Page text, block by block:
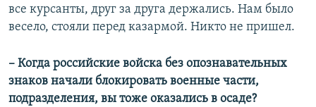
все курсанты, друг за друга держались. Нам было
весело, стояли перед казармой. Никто не пришел.
– Когда российские войска без опознавательных
знаков начали блокировать военные части,
подразделения, вы тоже оказались в осаде?